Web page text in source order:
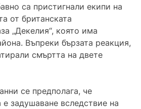
са пристигнали екипи на
от британската
„Декелия“, която има
Въпреки бързата реакция,
смъртта на двете
се предполага, че
задушаване вследствие на